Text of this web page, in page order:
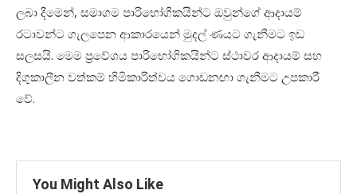
ලබා දීමෙන්, සමාගම පාරිභෝගිකයින්ට ඔවුන්ගේ ආදායම්
රටාවන්ට ගැලපෙන ආකාරයෙන් මුදල් ණයට ගැනීමට ඉඩ
සලසයි. මෙම ප්‍රවේශය පාරිභෝගිකයින්ට ස්ථාවර ආදායම් සහ
දිගුකාලීන වත්කම් හිමිකාරිත්වය ගොඩනඟා ගැනීමට උපකාරී
වේ.
You Might Also Like